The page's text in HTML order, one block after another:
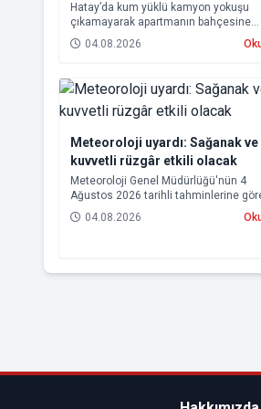
Hatay’da kum yüklü kamyon yokuşu
çıkamayarak apartmanın bahçesine
devrildi. Kazada kamyonun altında
10 çocuk annesi 65 yaşındaki kadın
04.08.2026
Meteoroloji uyardı: Sağanak ve
kuvvetli rüzgâr etkili olacak
Meteoroloji Genel Müdürlüğü'nün 4
Ağustos 2026 tarihli tahminlerine
yurdun kuzey kesimleri ile Akdeniz'in
bölgelerinde yer yer sağanak ve gök
04.08.2026